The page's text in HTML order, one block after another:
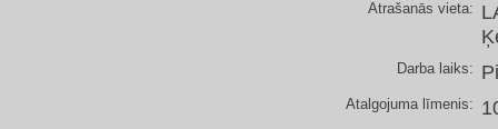
Atrašanās vieta:
Darba laiks:
Atalgojuma līmenis: